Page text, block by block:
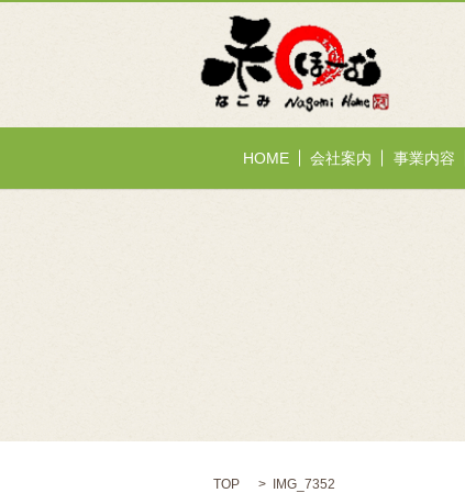
HOME 会社案内 事業内容
TOP IMG_7352